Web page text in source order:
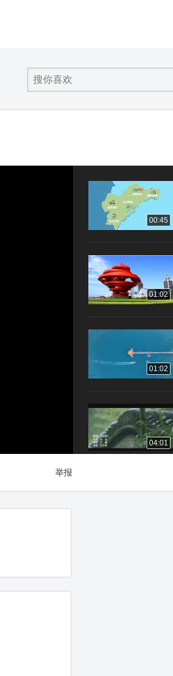
00:45
01:02
01:02
04:01
举报